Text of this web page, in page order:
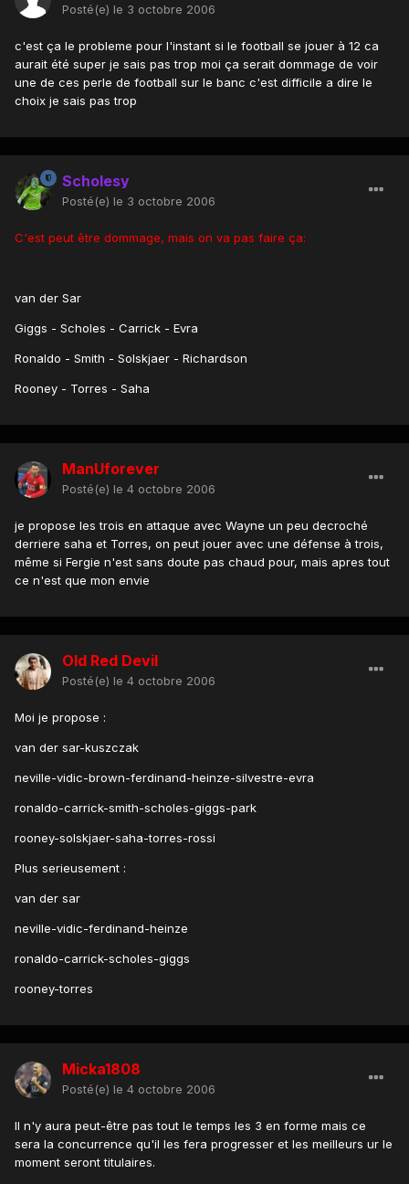
Posté(e) le 3 octobre 2006
c'est ça le probleme pour l'instant si le football se jouer à 12 ca
aurait été super je sais pas trop moi ça serait dommage de voir
une de ces perle de football sur le banc c'est difficile a dire le
choix je sais pas trop
Scholesy
Posté(e) le 3 octobre 2006
C'est peut être dommage, mais on va pas faire ça:
van der Sar
Giggs - Scholes - Carrick - Evra
Ronaldo - Smith - Solskjaer - Richardson
Rooney - Torres - Saha
ManUforever
Posté(e) le 4 octobre 2006
je propose les trois en attaque avec Wayne un peu decroché
derriere saha et Torres, on peut jouer avec une défense à trois,
même si Fergie n'est sans doute pas chaud pour, mais apres tout
ce n'est que mon envie
Old Red Devil
Posté(e) le 4 octobre 2006
Moi je propose :
van der sar-kuszczak
neville-vidic-brown-ferdinand-heinze-silvestre-evra
ronaldo-carrick-smith-scholes-giggs-park
rooney-solskjaer-saha-torres-rossi
Plus serieusement :
van der sar
neville-vidic-ferdinand-heinze
ronaldo-carrick-scholes-giggs
rooney-torres
Micka1808
Posté(e) le 4 octobre 2006
Il n'y aura peut-être pas tout le temps les 3 en forme mais ce
sera la concurrence qu'il les fera progresser et les meilleurs ur le
moment seront titulaires.